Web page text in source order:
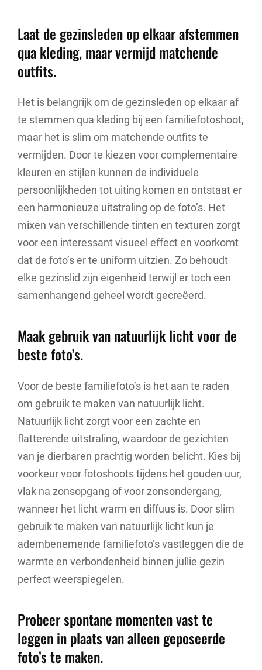
Laat de gezinsleden op elkaar afstemmen
qua kleding, maar vermijd matchende
outfits.
Het is belangrijk om de gezinsleden op elkaar af
te stemmen qua kleding bij een familiefotoshoot,
maar het is slim om matchende outfits te
vermijden. Door te kiezen voor complementaire
kleuren en stijlen kunnen de individuele
persoonlijkheden tot uiting komen en ontstaat er
een harmonieuze uitstraling op de foto’s. Het
mixen van verschillende tinten en texturen zorgt
voor een interessant visueel effect en voorkomt
dat de foto’s er te uniform uitzien. Zo behoudt
elke gezinslid zijn eigenheid terwijl er toch een
samenhangend geheel wordt gecreëerd.
Maak gebruik van natuurlijk licht voor de
beste foto’s.
Voor de beste familiefoto’s is het aan te raden
om gebruik te maken van natuurlijk licht.
Natuurlijk licht zorgt voor een zachte en
flatterende uitstraling, waardoor de gezichten
van je dierbaren prachtig worden belicht. Kies bij
voorkeur voor fotoshoots tijdens het gouden uur,
vlak na zonsopgang of voor zonsondergang,
wanneer het licht warm en diffuus is. Door slim
gebruik te maken van natuurlijk licht kun je
adembenemende familiefoto’s vastleggen die de
warmte en verbondenheid binnen jullie gezin
perfect weerspiegelen.
Probeer spontane momenten vast te
leggen in plaats van alleen geposeerde
foto’s te maken.